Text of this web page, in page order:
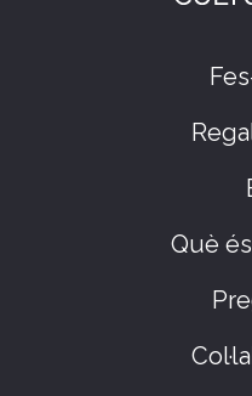
Què